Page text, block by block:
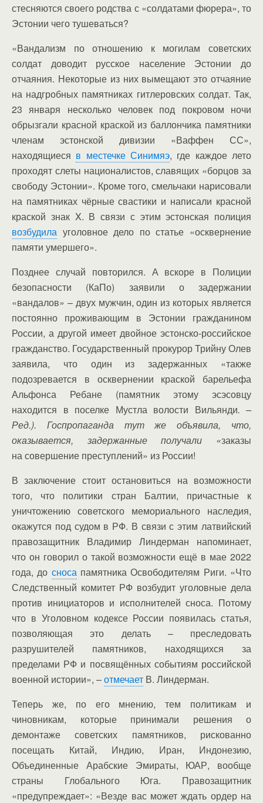
стесняются своего родства с «солдатами фюрера», то
Эстонии чего тушеваться?
«Вандализм по отношению к могилам советских
солдат доводит русское население Эстонии до
отчаяния. Некоторые из них вымещают это отчаяние
на надгробных памятниках гитлеровских солдат. Так,
23 января несколько человек под покровом ночи
обрызгали красной краской из баллончика памятники
членам эстонской дивизии «Ваффен СС»,
находящиеся в местечке Синимяэ, где каждое лето
проходят слеты националистов, славящих «борцов за
свободу Эстонии». Кроме того, смельчаки нарисовали
на памятниках чёрные свастики и написали красной
краской знак X. В связи с этим эстонская полиция
возбудила уголовное дело по статье «осквернение
памяти умершего».
Позднее случай повторился. А вскоре в Полиции
безопасности (КаПо) заявили о задержании
«вандалов» – двух мужчин, один из которых является
постоянно проживающим в Эстонии гражданином
России, а другой имеет двойное эстонско-российское
гражданство. Государственный прокурор Трийну Олев
заявила, что один из задержанных «также
подозревается в осквернении краской барельефа
Альфонса Ребане (памятник этому эсэсовцу
находится в поселке Мустла волости Вильянди. –
Ред.).
Госпропаганда тут же объявила, что,
оказывается, задержанные получали «заказы
на совершение преступлений» из России!
В заключение стоит остановиться на возможности
того, что политики стран Балтии, причастные к
уничтожению советского мемориального наследия,
окажутся под судом в РФ. В связи с этим латвийский
правозащитник Владимир Линдерман напоминает,
что он говорил о такой возможности ещё в мае 2022
года, до сносапамятника Освободителям Риги. «Что
Следственный комитет РФ возбудит уголовные дела
против инициаторов и исполнителей сноса. Потому
что в Уголовном кодексе России появилась статья,
позволяющая это делать – преследовать
разрушителей памятников, находящихся за
пределами РФ и посвящённых событиям российской
военной истории», –отмечает В. Линдерман.
Теперь же, по его мнению, тем политикам и
чиновникам, которые принимали решения о
демонтаже советских памятников, рискованно
посещать Китай, Индию, Иран, Индонезию,
Объединенные Арабские Эмираты, ЮАР, вообще
страны Глобального Юга. Правозащитник
«предупреждает»: «Везде вас может ждать ордер на